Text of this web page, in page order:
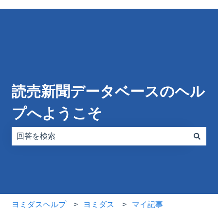
読売新聞データベースのヘル
プへようこそ
ヨミダスヘルプ ヨミダス マイ記事